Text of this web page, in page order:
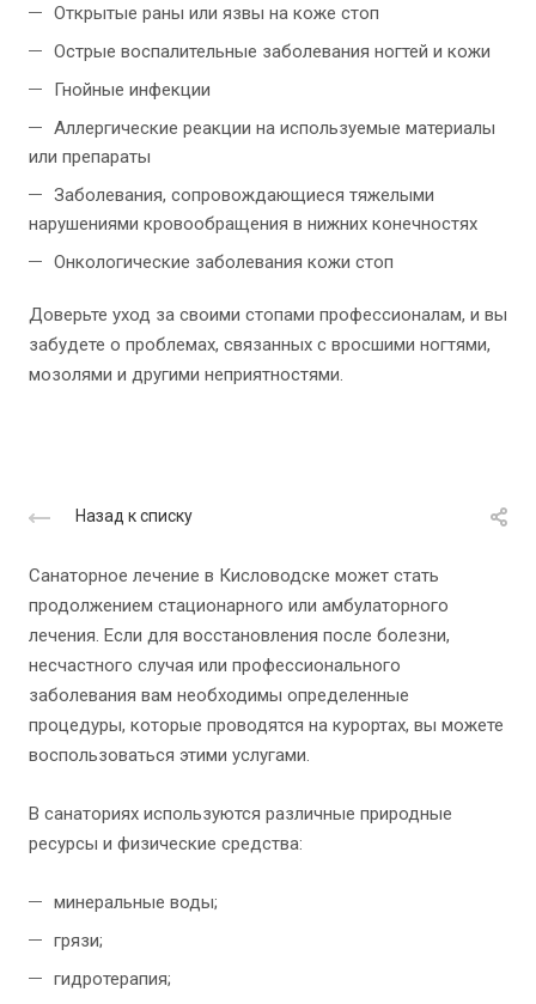
Открытые раны или язвы на коже стоп
Острые воспалительные заболевания ногтей и кожи
Гнойные инфекции
Аллергические реакции на используемые материалы
или препараты
Заболевания, сопровождающиеся тяжелыми
нарушениями кровообращения в нижних конечностях
Онкологические заболевания кожи стоп
Доверьте уход за своими стопами профессионалам, и вы
забудете о проблемах, связанных с вросшими ногтями,
мозолями и другими неприятностями.
Назад к списку
Санаторное лечение в Кисловодске может стать
продолжением стационарного или амбулаторного
лечения. Если для восстановления после болезни,
несчастного случая или профессионального
заболевания вам необходимы определенные
процедуры, которые проводятся на курортах, вы можете
воспользоваться этими услугами.
В санаториях используются различные природные
ресурсы и физические средства:
минеральные воды;
грязи;
гидротерапия;